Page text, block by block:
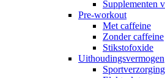
Supplementen
Pre-workout
Met caffeine
Zonder caffeine
Stikstofoxide
Uithoudingsvermogen
Sportverzorging